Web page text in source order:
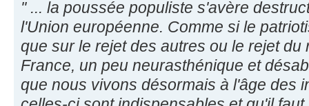
'' ... la poussée populiste s'avère
l'Union européenne. Comme si le
que sur le rejet des autres ou le rejet du
France, un peu neurasthénique et
que nous vivons désormais à l'âge des